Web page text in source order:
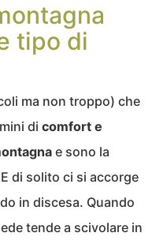
tipo di
ma non troppo) che
di comfort e
e sono la
di solito ci si accorge
in discesa. Quando
tende a scivolare in